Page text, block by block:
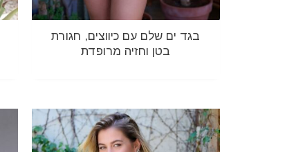
בגד ים שלם עם כיווצים, חגורת
בטן וחזיה מרופדת